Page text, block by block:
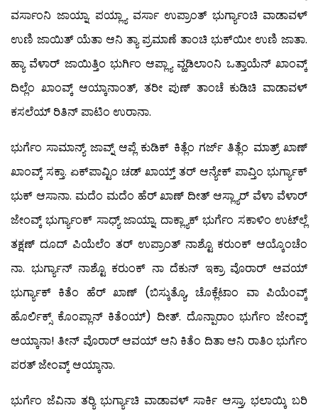
ವರ್ಸಾಂನಿ ಜಾಯ್ನಾ. ಪಯ್ಲ್ಯಾ ವರ್ಸಾ ಉಪ್ರಾಂತ್ ಭುರ್ಗ್ಯಾಂಚಿ ವಾಡಾವಳ್
ಉಣಿ ಜಾಯಿತ್ ಯೆತಾ ಆನಿ ತ್ಯಾ ಪ್ರಮಾಣೆ ತಾಂಚಿ ಭುಕ್‍ಯೀ ಉಣಿ ಜಾತಾ.
ಹ್ಯಾ ವೆಳಾರ್ ಜಾಯಿತ್ತಿಂ ಭುರ್ಗಿಂ ಆಪ್ಲ್ಯಾ ವ್ಹಡಿಲಾಂನಿ ಒತ್ತಾಯೆನ್ ಖಾಂವ್ಕ್
ದಿಲ್ಲೆಂ ಖಾಂವ್ಕ್ ಆಯ್ಕಾನಾಂತ್, ತರೀ ಪುಣ್ ತಾಂಚೆ ಕುಡಿಚಿ ವಾಡಾವಳ್
ಕಸಲೆಯ್ ರಿತಿನ್ ಪಾಟಿಂ ಉರಾನಾ.
ಭುರ್ಗೆಂ ಸಾಮಾನ್ಯ್ ಜಾವ್ನ್ ಆಪ್ಲೆ ಕುಡಿಕ್ ಕಿತ್ಲೆಂ ಗರ್ಜ್ ತಿತ್ಲೆಂ ಮಾತ್ರ್ ಖಾಣ್
ಖಾಂವ್ಕ್ ಸಕ್ತಾ. ಏಕ್‍ಪಾವ್ಟಿಂ ಚಡ್ ಖಾಯ್ತ್ ತರ್ ಆನ್ಯೇಕ್ ಪಾವ್ತಿಂ ಭುರ್ಗ್ಯಾಕ್
ಭುಕ್ ಆಸಾನಾ. ಮದೆಂ ಮದೆಂ ಹೆರ್ ಖಾಣ್ ದೀತ್ ಆಸ್ಲ್ಯಾರ್ ವೆಳಾ ವೆಳಾರ್
ಜೇಂವ್ಕ್ ಭುರ್ಗ್ಯಾಂಕ್ ಸಾಧ್ಯ್ ಜಾಯ್ನಾ. ದಾಕ್ಲ್ಯಾಕ್ ಭುರ್ಗೆಂ ಸಕಾಳಿಂ ಉಟ್‍ಲ್ಲೆ
ತಕ್ಷಣ್ ದೂದ್ ಪಿಯೆಲೆಂ ತರ್ ಉಪ್ರಾಂತ್ ನಾಶ್ಟೊ ಕರುಂಕ್ ಆಯ್ಕೊಂಚೆಂ
ನಾ. ಭುರ್ಗ್ಯಾನ್ ನಾಶ್ಟೊ ಕರುಂಕ್ ನಾ ದೆಕುನ್ ಇಕ್ರಾ ವೊರಾರ್ ಆವಯ್
ಭುರ್ಗ್ಯಾಕ್ ಕಿತೆಂ ಹೆರ್ ಖಾಣ್ (ಬಿಸ್ಕುತ್ಯೊ, ಚೊಕ್ಲೆಟಾಂ ವಾ ಪಿಯೆಂವ್ಕ್
ಹೊರ್ಲಿಕ್ಸ್ ಕೊಂಪ್ಲಾನ್ ಕಿತೆಂಯ್) ದೀತ್. ದೊನ್ಪಾರಾಂ ಭುರ್ಗೆಂ ಜೇಂವ್ಕ್
ಆಯ್ಕಾನಾ! ತೀನ್ ವೊರಾರ್ ಆವಯ್ ಆನಿ ಕಿತೆಂ ದಿತಾ ಆನಿ ರಾತಿಂ ಭುರ್ಗೆಂ
ಪರತ್ ಜೇಂವ್ಕ್ ಆಯ್ಕಾನಾ.
ಭುರ್ಗೆಂ ಜೆವಿನಾ ತರ್‍ಯಿ ಭುರ್ಗ್ಯಾಚಿ ವಾಡಾವಳ್ ಸಾರ್ಕಿ ಆಸ್ತಾ, ಭಲಾಯ್ಕಿ ಬರಿ